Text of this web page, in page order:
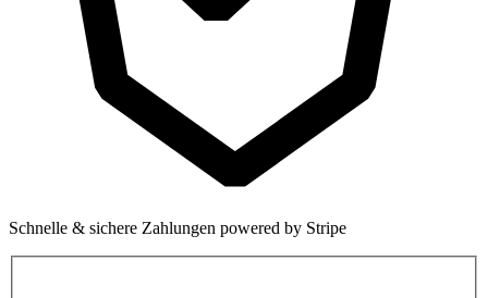
Schnelle & sichere Zahlungen powered by Stripe